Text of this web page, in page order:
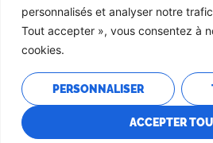
personnalisés et analyser notre
Tout accepter », vous consentez à
cookies.
PERSONNALISER
ACCEPTER
POLITIQUE DE